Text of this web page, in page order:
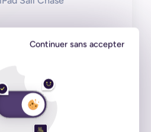
Continuer sans accepter
l'article